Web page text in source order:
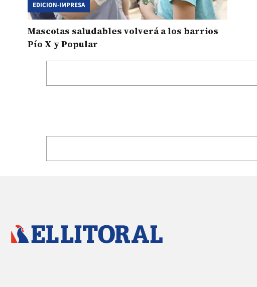
EDICION-IMPRESA
Mascotas saludables volverá a los barrios
Pío X y Popular